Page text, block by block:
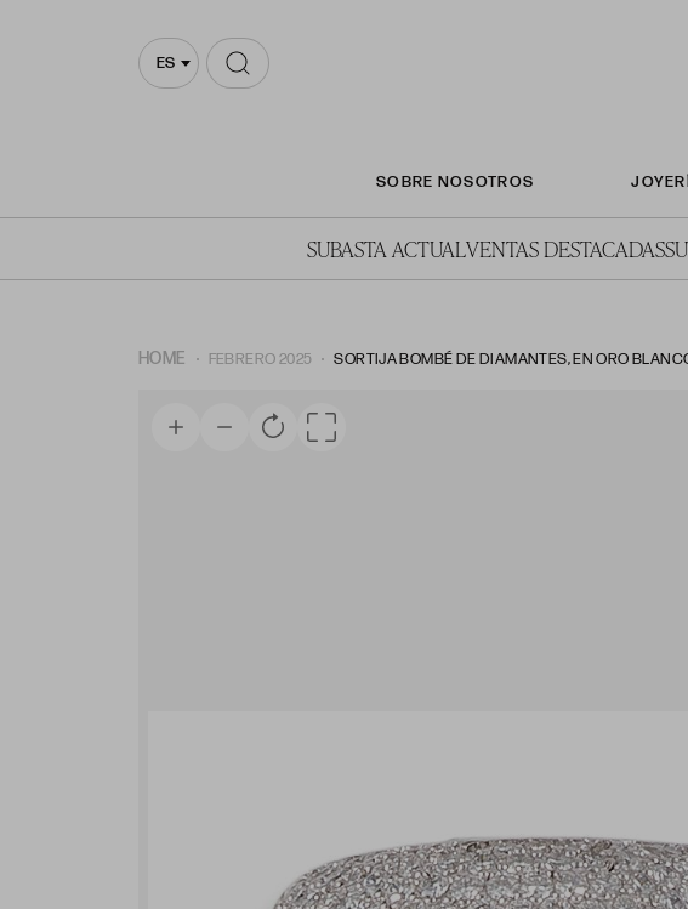
ES
SOBRE NOSOTROS
SUBASTA ACTUALVENTAS DESTACADAS
HOME FEBRERO 2025 SORTIJA BOMBÉ DE DIAMANTES, EN ORO